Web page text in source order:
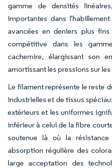
gamme de densités
importantes dans
avancées en deniers plus
compétitive dans les
cachemire, élargissant son
amortissant les pressions sur
Le filament représente le reste
industrielles et de tissus
extérieurs et les uniformes
inférieur à celui de la fibre
soutenue là où la
absorption régulière des
large acceptation des